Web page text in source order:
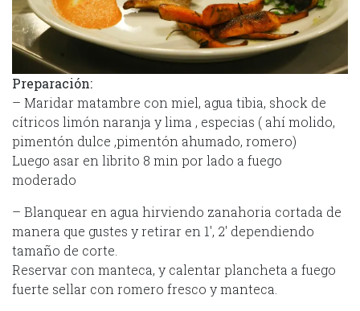
Preparación:
– Maridar matambre con miel, agua tibia, shock de
cítricos limón naranja y lima , especias ( ahí molido,
pimentón dulce ,pimentón ahumado, romero)
Luego asar en librito 8 min por lado a fuego
moderado
– Blanquear en agua hirviendo zanahoria cortada de
manera que gustes y retirar en 1′, 2′ dependiendo
tamaño de corte.
Reservar con manteca, y calentar plancheta a fuego
fuerte sellar con romero fresco y manteca.